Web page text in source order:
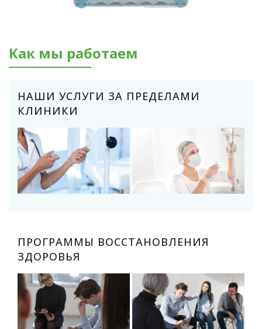
Как мы работаем
НАШИ УСЛУГИ ЗА ПРЕДЕЛАМИ
КЛИНИКИ
ПРОГРАММЫ ВОССТАНОВЛЕНИЯ
ЗДОРОВЬЯ